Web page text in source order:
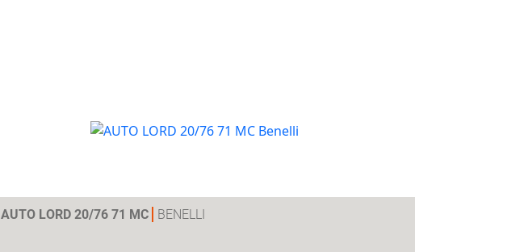
AUTO LORD 20/76 71 MC BENELLI